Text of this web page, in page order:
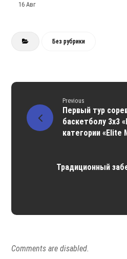
16 Авг
Без рубрики
Previous
Первый тур
баскетболу 3х3
категории «Elite
Традиционный
Comments are disabled.